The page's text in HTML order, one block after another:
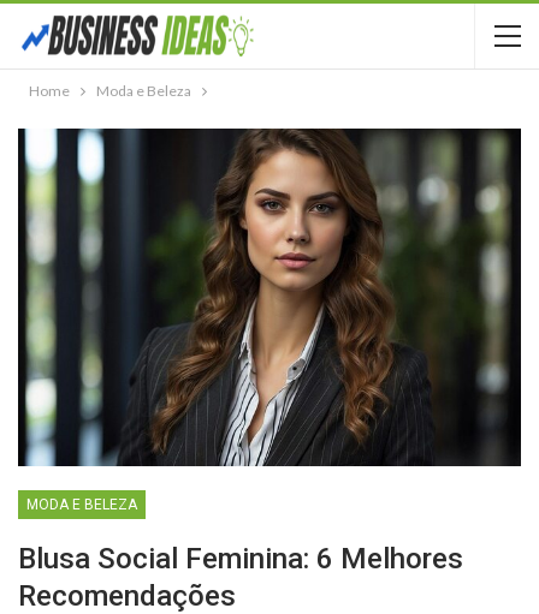
Home Moda e Beleza
MODA E BELEZA
Blusa Social Feminina: 6 Melhores
Recomendações